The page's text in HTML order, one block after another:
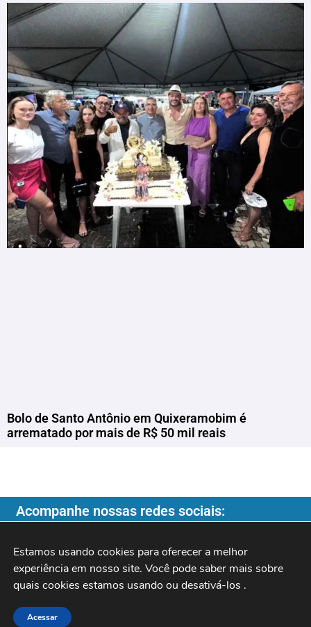
Bolo de Santo Antônio em Quixeramobim é
arrematado por mais de R$ 50 mil reais
Acompanhe nossas redes sociais:
Copyright ©️ 2026| Programa do Rochinha |
Estamos usando cookies para oferecer a melhor
experiência em nosso site. Você pode saber mais sobre
quais cookies estamos usando ou desativá-los .
Acessar